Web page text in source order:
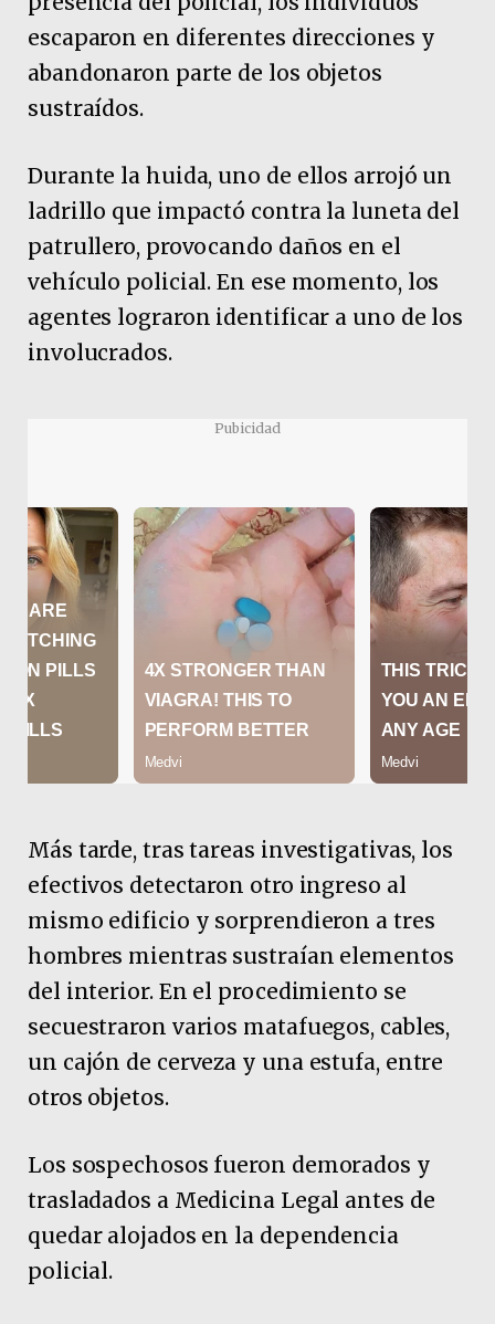
escaparon en diferentes direcciones y
abandonaron parte de los objetos
sustraídos.
Durante la huida, uno de ellos arrojó un
ladrillo que impactó contra la luneta del
patrullero, provocando daños en el
vehículo policial. En ese momento, los
agentes lograron identificar a uno de los
involucrados.
Pubicidad
Más tarde, tras tareas investigativas, los
efectivos detectaron otro ingreso al
mismo edificio y sorprendieron a tres
hombres mientras sustraían elementos
del interior. En el procedimiento se
secuestraron varios matafuegos, cables,
un cajón de cerveza y una estufa, entre
otros objetos.
Los sospechosos fueron demorados y
trasladados a Medicina Legal antes de
quedar alojados en la dependencia
policial.